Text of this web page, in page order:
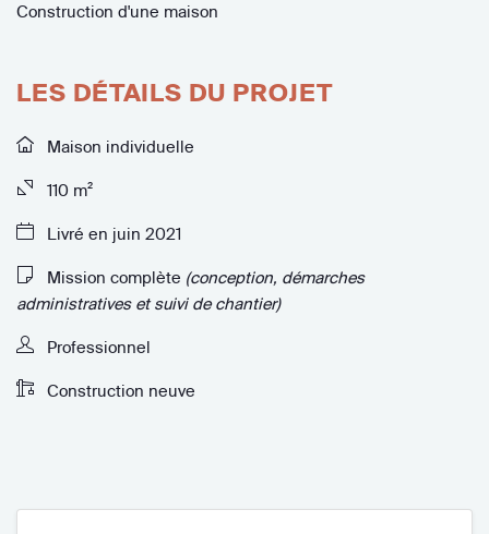
Construction d'une maison
LES DÉTAILS DU PROJET
Maison individuelle
110 m²
Livré en juin 2021
Mission complète (conception, démarches
administratives et suivi de chantier)
Professionnel
Construction neuve